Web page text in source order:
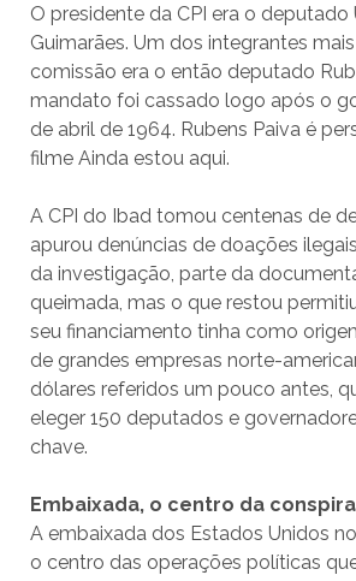
O presidente da CPI era o deputado
Guimarães. Um dos integrantes
comissão era o então deputado
mandato foi cassado logo após o
de abril de 1964. Rubens Paiva é
filme Ainda estou aqui.
A CPI do Ibad tomou centenas de
apurou denúncias de doações
da investigação, parte da
queimada, mas o que restou
seu financiamento tinha como
de grandes empresas norte-
dólares referidos um pouco antes,
eleger 150 deputados e
chave.
Embaixada, o centro da
A embaixada dos Estados Unidos
o centro das operações políticas